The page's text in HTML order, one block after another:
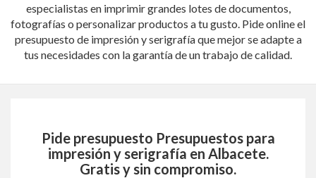
especialistas en imprimir grandes lotes de documentos,
fotografías o personalizar productos a tu gusto. Pide online el
presupuesto de impresión y serigrafía que mejor se adapte a
tus necesidades con la garantía de un trabajo de calidad.
Pide presupuesto Presupuestos para
impresión y serigrafía en Albacete.
Gratis y sin compromiso.